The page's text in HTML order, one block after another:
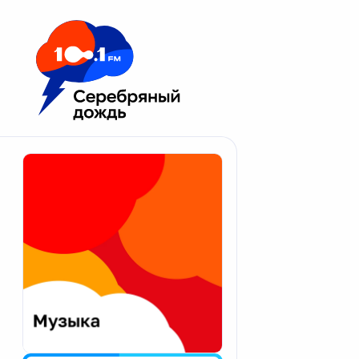
Москва 100.1 FM
Апатиты
Екатеринбург
Калининград
Калуга